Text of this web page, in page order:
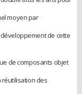
moyen par
de cette
de composants objet
réutilisation des